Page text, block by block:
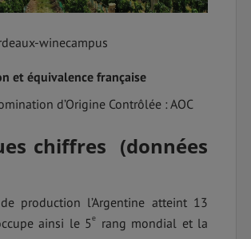
winecampus
et équivalence française
d’Origine Contrôlée : AOC
chiffres (données
production l’Argentine atteint 13
ainsi le 5ᵉ rang mondial et la